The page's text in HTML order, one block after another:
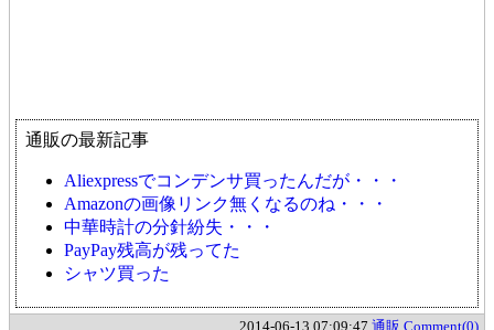
通販の最新記事
Aliexpressでコンデンサ買ったんだが・・・
Amazonの画像リンク無くなるのね・・・
中華時計の分針紛失・・・
PayPay残高が残ってた
シャツ買った
2014-06-13 07:09:47 通販 Comment(0)